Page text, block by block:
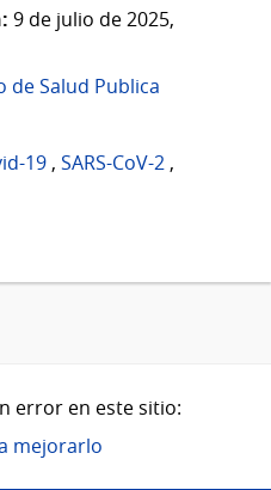
9 de julio de 2025,
de Salud Publica
19 , SARS-CoV-2 ,
error en este sitio:
mejorarlo